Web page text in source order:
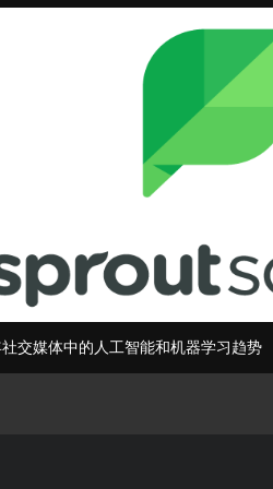
交媒体中的人工智能和机器学习趋势